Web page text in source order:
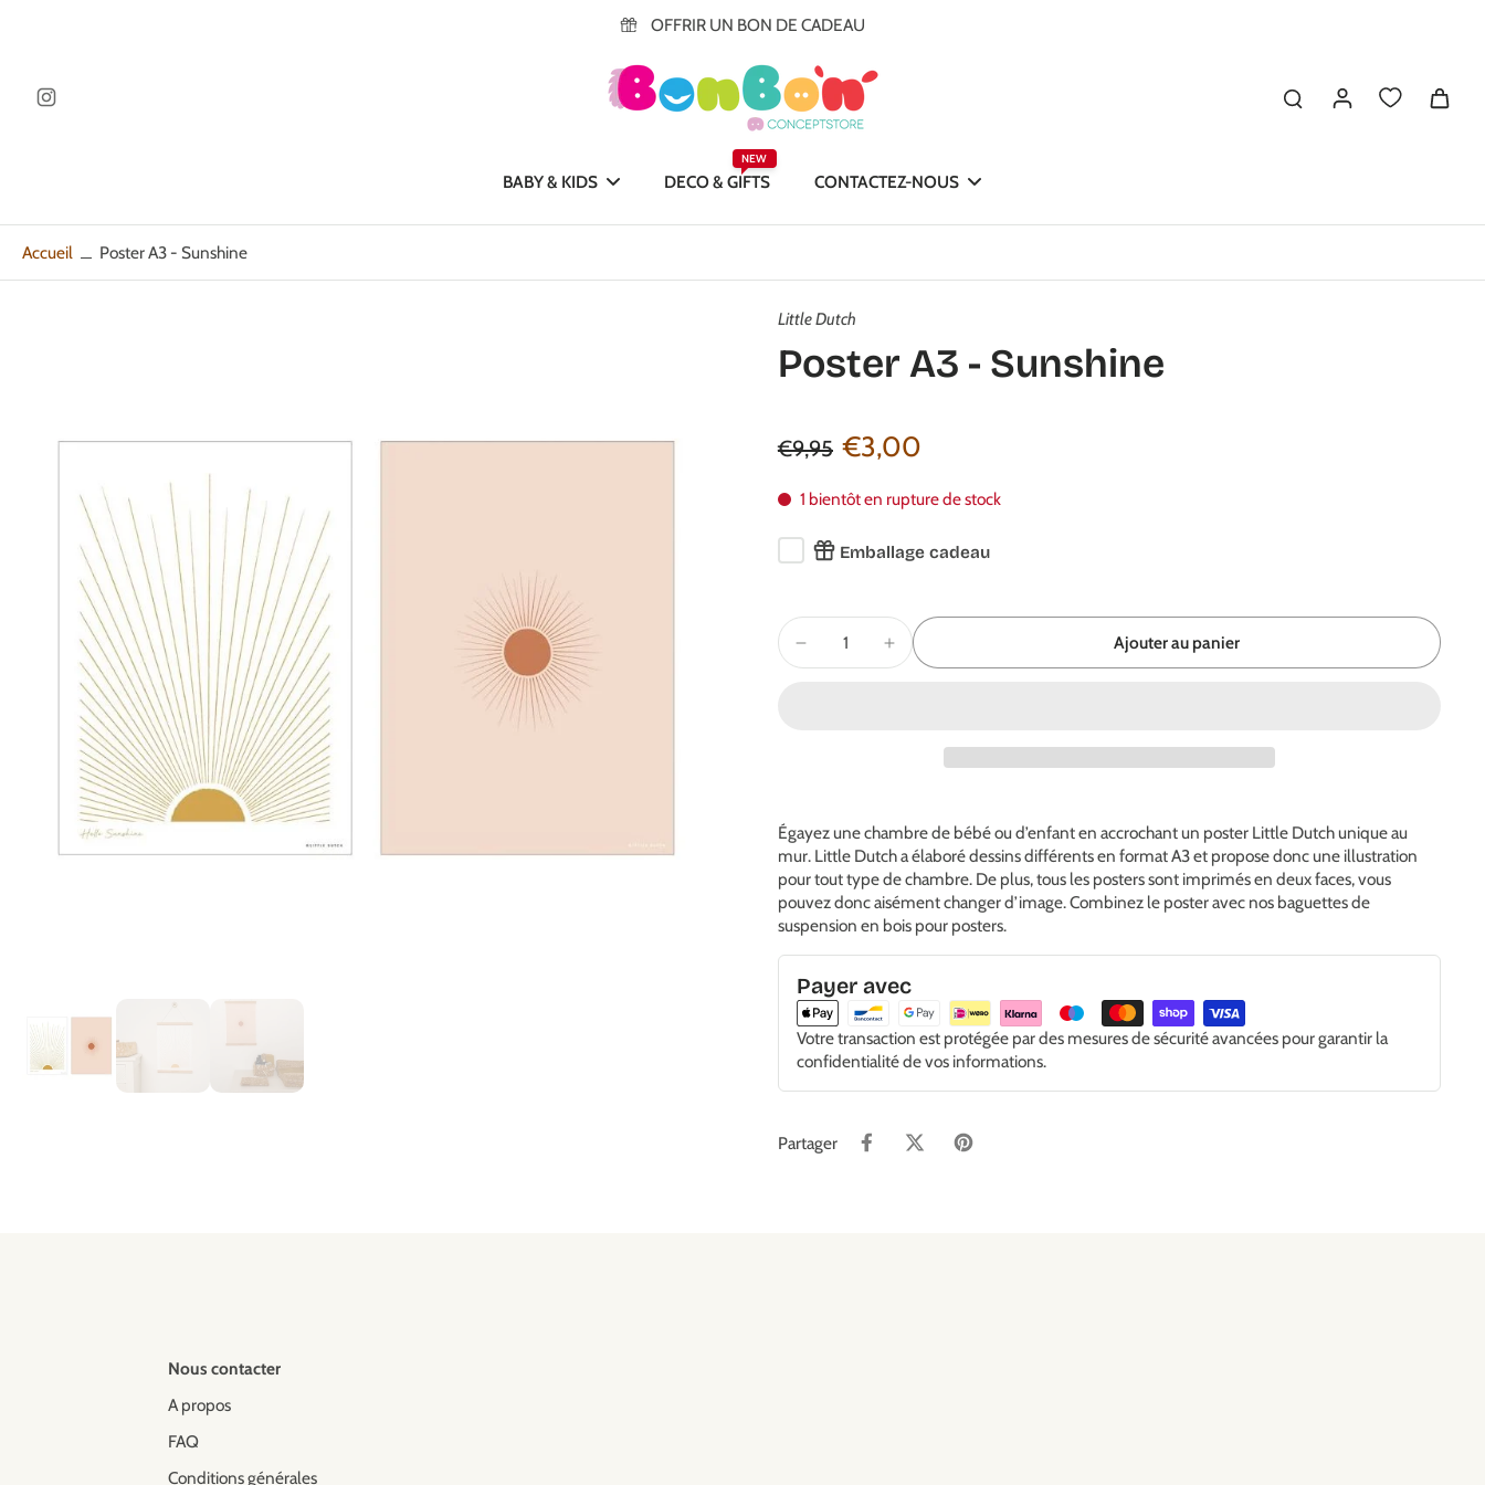
OFFRIR UN BON DE CADEAU
BABY & KIDS DECO & GIFTS
NEW
CONTACTEZ-NOUS
Accueil Poster A3 - Sunshine
le
Little Dutch
Poster A3 - Sunshine
€9,95 €3,00
1 bientôt en rupture de stock
Emballage cadeau
Ajouter au panier
Égayez une chambre de bébé ou d’enfant en accrochant un poster Little Dutch unique au
mur. Little Dutch a élaboré dessins différents en format A3 et propose donc une illustration
pour tout type de chambre. De plus, tous les posters sont imprimés en deux faces, vous
pouvez donc aisément changer d’image. Combinez le poster avec nos baguettes de
suspension en bois pour posters.
Payer avec
Votre transaction est protégée par des mesures de sécurité avancées pour garantir la
confidentialité de vos informations.
Partager
Nous contacter
A propos
FAQ
Conditions générales